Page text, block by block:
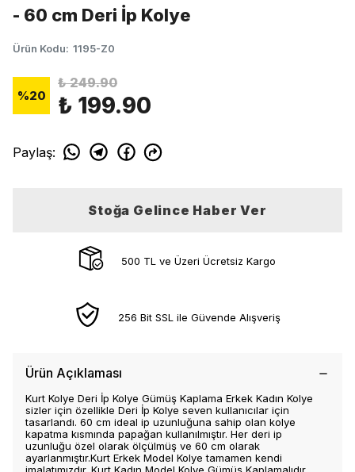
- 60 cm Deri İp Kolye
Ürün Kodu: 1195-Z0
%20
₺ 249.90
₺ 199.90
Paylaş:
Stoğa Gelince Haber Ver
500 TL ve Üzeri Ücretsiz Kargo
256 Bit SSL ile Güvende Alışveriş
Ürün Açıklaması
Kurt Kolye Deri İp Kolye Gümüş Kaplama Erkek Kadın Kolye
sizler için özellikle Deri İp Kolye seven kullanıcılar için
tasarlandı. 60 cm ideal ip uzunluğuna sahip olan kolye
kapatma kısmında papağan kullanılmıştır. Her deri ip
uzunluğu özel olarak ölçülmüş ve 60 cm olarak
ayarlanmıştır.Kurt Erkek Model Kolye tamamen kendi